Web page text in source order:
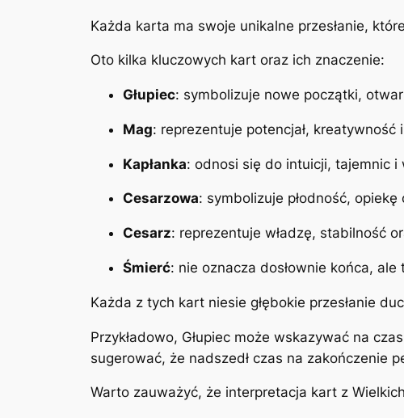
Każda karta ma swoje unikalne przesłanie,
Oto kilka kluczowych kart oraz ich znaczenie:
Głupiec: symbolizuje nowe początki,
Mag: reprezentuje potencjał,
Kapłanka: odnosi się do intuicji, tajemnic
Cesarzowa: symbolizuje płodność,
Cesarz: reprezentuje władzę, stabilność
Śmierć: nie oznacza dosłownie końca,
Każda z tych kart niesie głębokie przesłanie
Przykładowo, Głupiec może wskazywać na
sugerować, że nadszedł czas na zakończenie
Warto zauważyć, że interpretacja kart z